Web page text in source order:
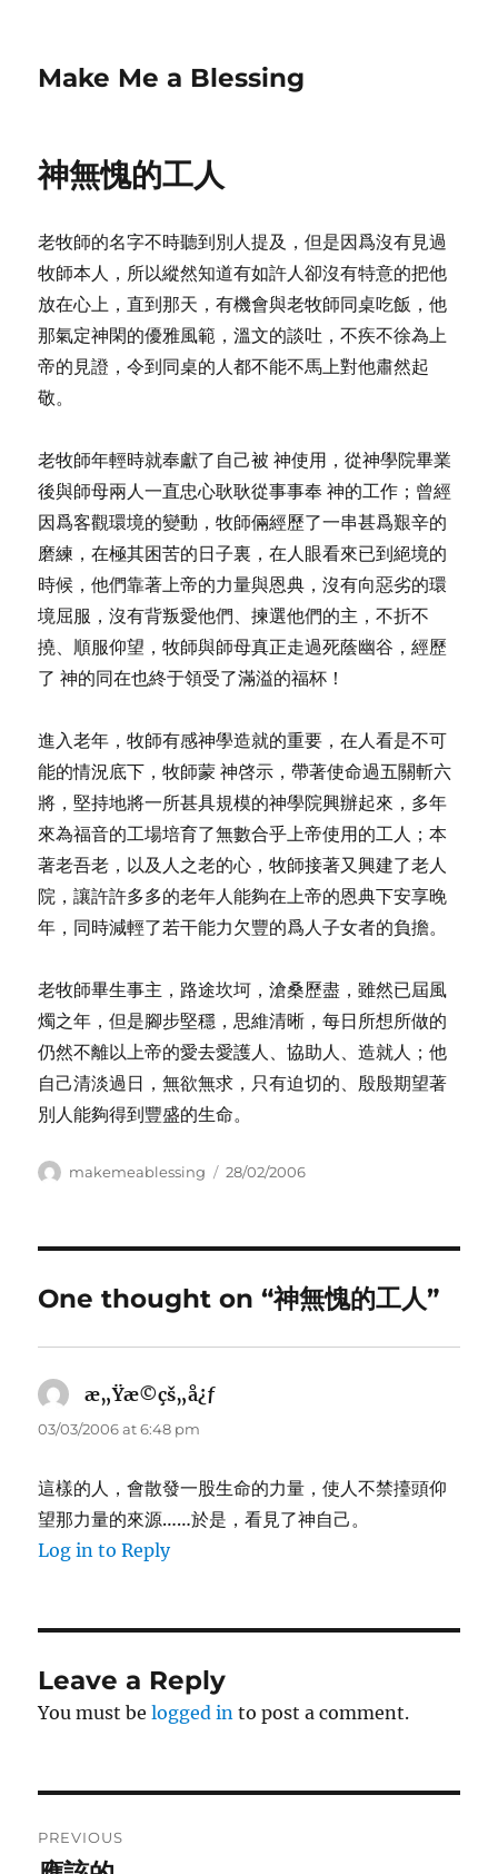
Make Me a Blessing
神無愧的工人
老牧師的名字不時聽到別人提及，但是因爲沒有見過
牧師本人，所以縱然知道有如許人卻沒有特意的把他
放在心上，直到那天，有機會與老牧師同桌吃飯，他
那氣定神閑的優雅風範，溫文的談吐，不疾不徐為上
帝的見證，令到同桌的人都不能不馬上對他肅然起
敬。
老牧師年輕時就奉獻了自己被 神使用，從神學院畢業
後與師母兩人一直忠心耿耿從事事奉 神的工作；曾經
因爲客觀環境的變動，牧師倆經歷了一串甚爲艱辛的
磨練，在極其困苦的日子裏，在人眼看來已到絕境的
時候，他們靠著上帝的力量與恩典，沒有向惡劣的環
境屈服，沒有背叛愛他們、揀選他們的主，不折不
撓、順服仰望，牧師與師母真正走過死蔭幽谷，經歷
了 神的同在也終于領受了滿溢的福杯！
進入老年，牧師有感神學造就的重要，在人看是不可
能的情況底下，牧師蒙 神啓示，帶著使命過五關斬六
將，堅持地將一所甚具規模的神學院興辦起來，多年
來為福音的工場培育了無數合乎上帝使用的工人；本
著老吾老，以及人之老的心，牧師接著又興建了老人
院，讓許許多多的老年人能夠在上帝的恩典下安享晚
年，同時減輕了若干能力欠豐的爲人子女者的負擔。
老牧師畢生事主，路途坎坷，滄桑歷盡，雖然已屆風
燭之年，但是腳步堅穩，思維清晰，每日所想所做的
仍然不離以上帝的愛去愛護人、協助人、造就人；他
自己清淡過日，無欲無求，只有迫切的、殷殷期望著
別人能夠得到豐盛的生命。
Author
makemeablessing
Posted
28/02/2006
One thought on “神無愧的工人”
æ„Ÿæ©çš„å¿ƒ
03/03/2006 at 6:48 pm
這樣的人，會散發一股生命的力量，使人不禁擡頭仰
望那力量的來源……於是，看見了神自己。
Log in to Reply
Leave a Reply
You must belogged in to post a comment.
navigation
PREVIOUS